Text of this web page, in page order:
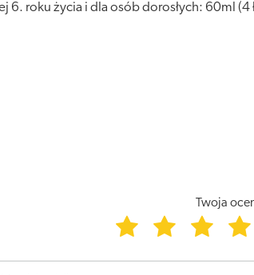
roku życia i dla osób dorosłych: 60ml
Twoja